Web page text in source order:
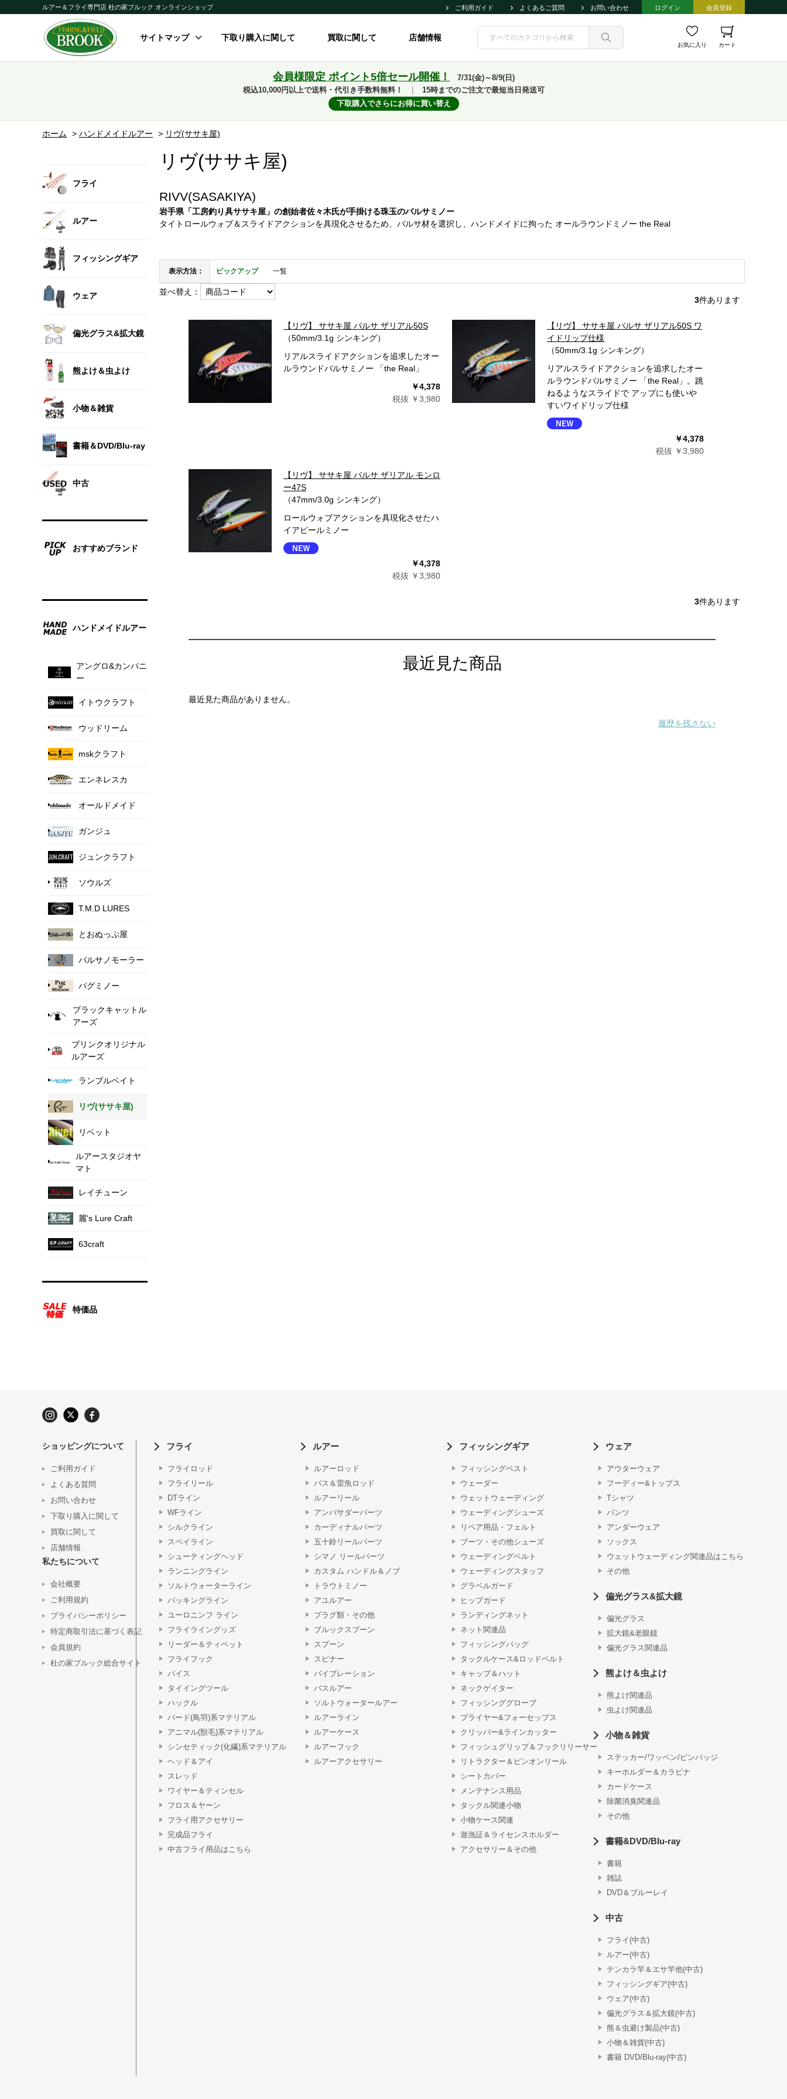
ルアー＆フライ専門店 杜の家ブルック オンラインショップ ご利用ガイド よくあるご質問 お問い合わせ ログイン 会員登録
サイトマップ 下取り購入に関して 買取に関して 店舗情報
お気に入り カート
会員様限定 ポイント5倍セール開催！
7/31(金)～8/9(日)
税込10,000円以上で送料・代引き手数料無料！
15時までのご注文で最短当日発送可
下取購入でさらにお得に買い替え
ホーム > ハンドメイドルアー > リヴ(ササキ屋)
フライ
ルアー
フィッシングギア
ウェア
偏光グラス&拡大鏡
熊よけ＆虫よけ
小物＆雑貨
書籍＆DVD/Blu-ray
中古
おすすめブランド
ハンドメイドルアー
アングロ&カンパニ
ー
イトウクラフト
ウッドリーム
mskクラフト
エンネレスカ
オールドメイド
ガンジュ
ジュンクラフト
ソウルズ
T.M.D LURES
とおぬっぷ屋
バルサノモーラー
パグミノー
ブラックキャットル
アーズ
ブリンクオリジナル
ルアーズ
ランブルベイト
リヴ(ササキ屋)
リベット
ルアースタジオヤ
マト
レイチューン
麗's Lure Craft
63craft
特価品
リヴ(ササキ屋)
RIVV(SASAKIYA)
岩手県「工房釣り具ササキ屋」の創始者佐々木氏が手掛ける珠玉のバルサミノー
タイトロールウォブ＆スライドアクションを具現化させるため、バルサ材を選択し、ハンドメイドに拘った オールラウンドミノー the Real
表示方法： ピックアップ 一覧
並べ替え：
3件あります
【リヴ】 ササキ屋 バルサ ザリアル50S
（50mm/3.1g シンキング）
リアルスライドアクションを追求したオー
ルラウンドバルサミノー 「the Real」
￥4,378
税抜 ￥3,980
【リヴ】 ササキ屋 バルサ ザリアル50S ワ
イドリップ仕様
（50mm/3.1g シンキング）
リアルスライドアクションを追求したオー
ルラウンドバルサミノー 「the Real」。跳
ねるようなスライドで アップにも使いや
すいワイドリップ仕様
￥4,378
税抜 ￥3,980
【リヴ】 ササキ屋 バルサ ザリアル モンロ
ー47S
（47mm/3.0g シンキング）
ロールウォブアクションを具現化させたハ
イアピールミノー
￥4,378
税抜 ￥3,980
3件あります
最近見た商品
最近見た商品がありません。
履歴を残さない
ショッピングについて
ご利用ガイド
よくある質問
お問い合わせ
下取り購入に関して
買取に関して
店舗情報
私たちについて
会社概要
ご利用規約
プライバシーポリシー
特定商取引法に基づく表記
会員規約
杜の家ブルック総合サイト
フライ
フライロッド
フライリール
DTライン
WFライン
シルクライン
スペイライン
シューティングヘッド
ランニングライン
ソルトウォーターライン
バッキングライン
ユーロニンフ ライン
フライライングッズ
リーダー＆ティペット
フライフック
バイス
タイイングツール
ハックル
バード(鳥羽)系マテリアル
アニマル(獣毛)系マテリアル
シンセティック(化繊)系マテリアル
ヘッド＆アイ
スレッド
ワイヤー＆ティンセル
フロス＆ヤーン
フライ用アクセサリー
完成品フライ
中古フライ用品はこちら
ルアー
ルアーロッド
バス＆雷魚ロッド
ルアーリール
アンバサダーパーツ
カーディナルパーツ
五十鈴リールパーツ
シマノ リールパーツ
カスタム ハンドル＆ノブ
トラウトミノー
アユルアー
プラグ類・その他
ブルックスプーン
スプーン
スピナー
バイブレーション
バスルアー
ソルトウォータールアー
ルアーライン
ルアーケース
ルアーフック
ルアーアクセサリー
フィッシングギア
フィッシングベスト
ウェーダー
ウェットウェーディング
ウェーディングシューズ
リペア用品・フェルト
ブーツ・その他シューズ
ウェーディングベルト
ウェーディングスタッフ
グラベルガード
ヒップガード
ランディングネット
ネット関連品
フィッシングバッグ
タックルケース&ロッドベルト
キャップ＆ハット
ネックゲイター
フィッシンググローブ
プライヤー&フォーセップス
クリッパー&ラインカッター
フィッシュグリップ＆フックリリーサー
リトラクター＆ピンオンリール
シートカバー
メンテナンス用品
タックル関連小物
小物ケース関連
遊漁証＆ライセンスホルダー
アクセサリー＆その他
ウェア
アウターウェア
フーディー&トップス
Tシャツ
パンツ
アンダーウェア
ソックス
ウェットウェーディング関連品はこちら
その他
偏光グラス&拡大鏡
偏光グラス
拡大鏡&老眼鏡
偏光グラス関連品
熊よけ＆虫よけ
熊よけ関連品
虫よけ関連品
小物＆雑貨
ステッカー/ワッペン/ピンバッジ
キーホルダー＆カラビナ
カードケース
除菌消臭関連品
その他
書籍&DVD/Blu-ray
書籍
雑誌
DVD＆ブルーレイ
中古
フライ(中古)
ルアー(中古)
テンカラ竿＆エサ竿他(中古)
フィッシングギア(中古)
ウェア(中古)
偏光グラス＆拡大鏡(中古)
熊＆虫避け製品(中古)
小物＆雑貨(中古)
書籍 DVD/Blu-ray(中古)